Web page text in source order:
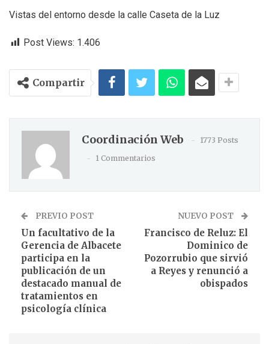
Vistas del entorno desde la calle Caseta de la Luz
Post Views: 1.406
Compartir
Coordinación Web
1773 Posts
1 Commentarios
PREVIO POST
Un facultativo de la
Gerencia de Albacete
participa en la
publicación de un
destacado manual de
tratamientos en
psicología clínica
NUEVO POST
Francisco de Reluz: El
Dominico de
Pozorrubio que sirvió
a Reyes y renunció a
obispados